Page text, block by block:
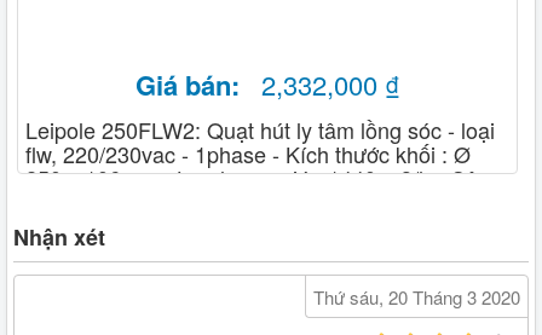
Giá bán: 2,332,000 ₫
Leipole 250FLW2: Quạt hút ly tâm lồng sóc - loại
flw, 220/230vac - 1phase - Kích thước khối : Ø
250 x 106mm - Lưu lượng gió : 1440 m3/h - Công
Nhận xét
Thứ sáu, 20 Tháng 3 2020